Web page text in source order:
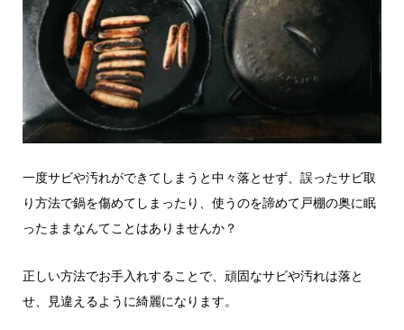
一度サビや汚れができてしまうと中々落とせず、誤ったサビ取
り方法で鍋を傷めてしまったり、使うのを諦めて戸棚の奥に眠
ったままなんてことはありませんか？
正しい方法でお手入れすることで、頑固なサビや汚れは落と
せ、見違えるように綺麗になります。